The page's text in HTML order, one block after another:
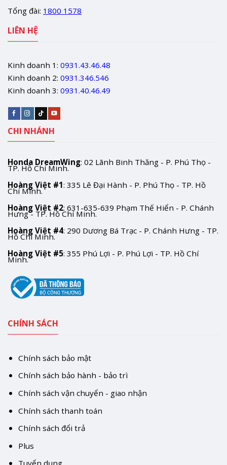
Tổng đài: 1800 1578
LIÊN HỆ
Kinh doanh 1: 0931.43.46.48
Kinh doanh 2: 0931.346.546
Kinh doanh 3: 0931.40.46.49
CHI NHÁNH
Honda DreamWing: 02 Lãnh Binh Thăng - P. Phú Thọ -
TP. Hồ Chí Minh.
Hoàng Việt #1: 335 Lê Đại Hành - P. Phú Thọ - TP. Hồ
Chí Minh.
Hoàng Việt #2: 631-635-639 Phạm Thế Hiển - P. Chánh
Hưng - TP. Hồ Chí Minh.
Hoàng Việt #4: 290 Dương Bá Trạc - P. Chánh Hưng - TP.
Hồ Chí Minh.
Hoàng Việt #5: 355 Phú Lợi - P. Phú Lợi - TP. Hồ Chí
Minh.
CHÍNH SÁCH
Chính sách bảo mật
Chính sách bảo hành - bảo trì
Chính sách vận chuyển - giao nhận
Chính sách thanh toán
Chính sách đổi trả
Plus